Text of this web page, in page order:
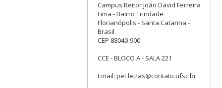
Campus Reitor João David Ferreira
Lima - Bairro Trindade
Florianópolis - Santa Catarina -
Brasil
CEP 88040-900
CCE - BLOCO A - SALA 221
Email: pet.letras@contato.ufsc.br